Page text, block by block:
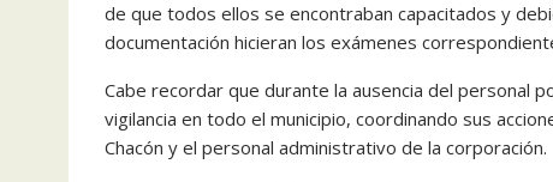
de que todos ellos se encontraban capacitados y
documentación hicieran los exámenes
Cabe recordar que durante la ausencia del personal
vigilancia en todo el municipio, coordinando sus
Chacón y el personal administrativo de la corporación.